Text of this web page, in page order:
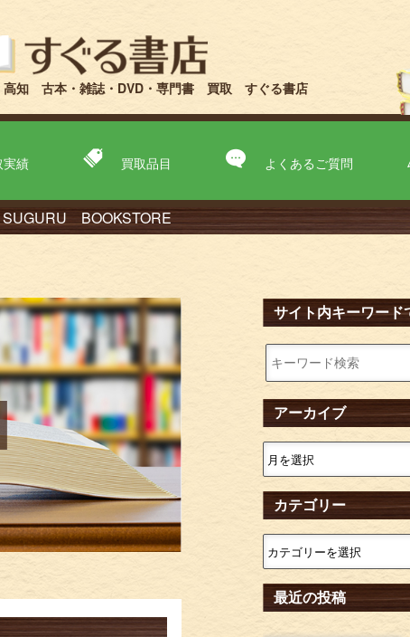
高知 古本・雑誌・DVD・専門書 買取 すぐる書店
実績 買取品目 よくあるご質問
SUGURU BOOKSTORE
サイト内キーワード
アーカイブ
カテゴリー
最近の投稿